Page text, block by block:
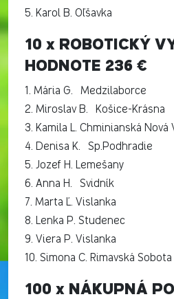
5. Karol B. Oľšavka
10 x ROBOTICKÝ
HODNOTE 236 €
1. Mária G. Medzilaborce
2. Miroslav B. Košice-Krásna
3. Kamila L. Chminianská Nová
4. Denisa K. Sp.Podhradie
5. Jozef H. Lemešany
6. Anna H. Svidník
7. Marta Ľ. Vislanka
8. Lenka P. Studenec
9. Viera P. Vislanka
10. Simona C. Rimavská Sobota
100 x NÁKUPNÁ